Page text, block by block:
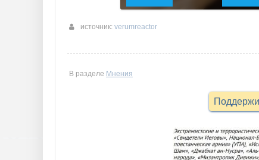
источник: verumreactor
В разделе Мнения